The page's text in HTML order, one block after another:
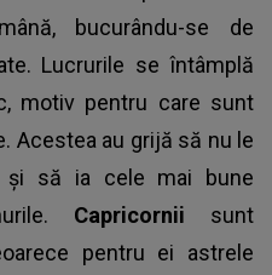
bucurându-se de
Lucrurile se întâmplă
motiv pentru care sunt
Acestea au grijă să nu le
și să ia cele mai bune
Capricornii sunt
pentru ei astrele